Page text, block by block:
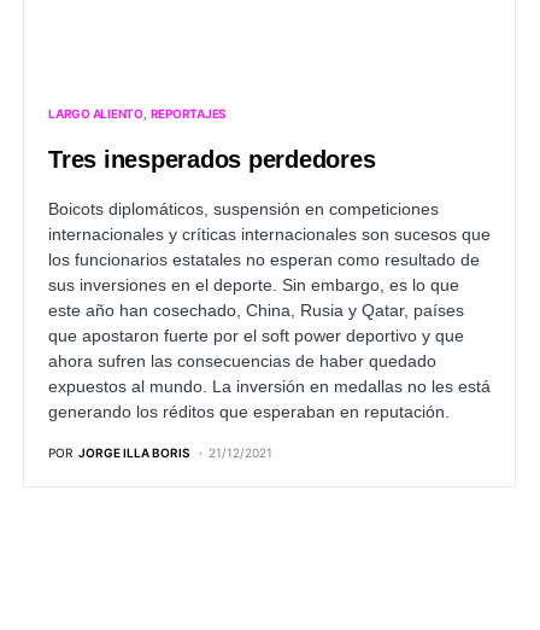
LARGO ALIENTO REPORTAJES
Tres inesperados perdedores
Boicots diplomáticos, suspensión en competiciones
internacionales y críticas internacionales son sucesos que
los funcionarios estatales no esperan como resultado de
sus inversiones en el deporte. Sin embargo, es lo que
este año han cosechado, China, Rusia y Qatar, países
que apostaron fuerte por el soft power deportivo y que
ahora sufren las consecuencias de haber quedado
expuestos al mundo. La inversión en medallas no les está
generando los réditos que esperaban en reputación.
POR JORGE ILLA BORIS 21/12/2021